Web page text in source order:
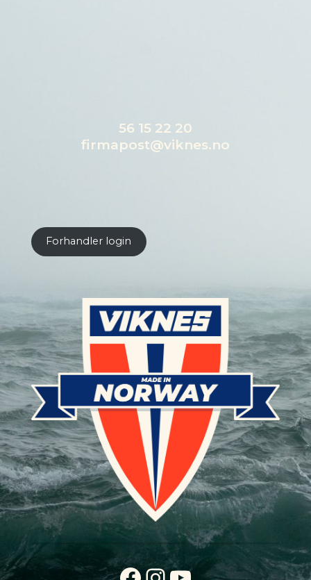
56 15 22 20
firmapost@viknes.no
Forhandler login